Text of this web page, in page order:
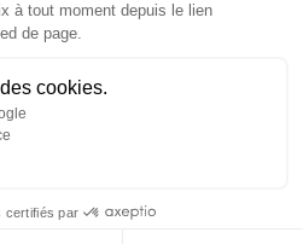
à tout moment depuis le lien
de page.
cookies.
certifiés par
Galerie. Tous droits reservés.